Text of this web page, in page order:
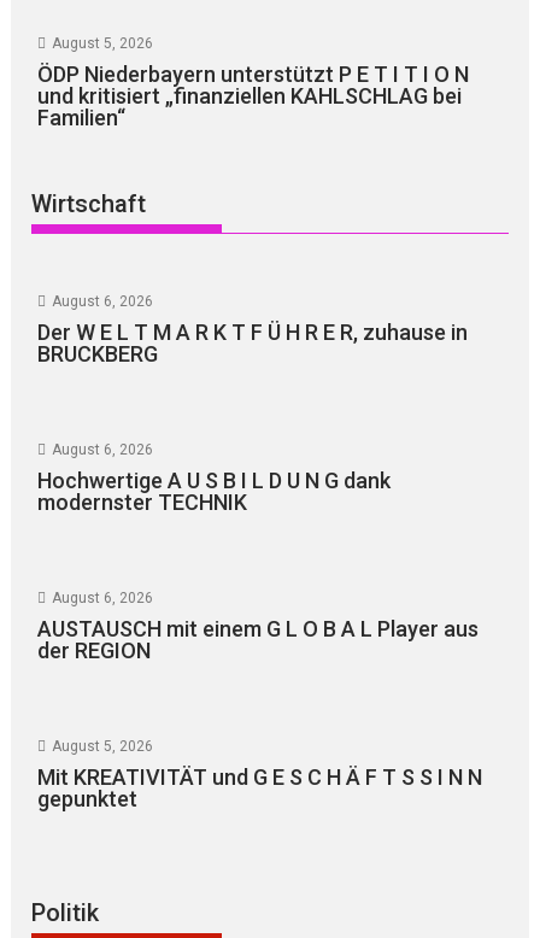
August 5, 2026
ÖDP Niederbayern unterstützt P E T I T I O N
und kritisiert „finanziellen KAHLSCHLAG bei
Familien“
Wirtschaft
August 6, 2026
Der W E L T M A R K T F Ü H R E R, zuhause in
BRUCKBERG
August 6, 2026
Hochwertige A U S B I L D U N G dank
modernster TECHNIK
August 6, 2026
AUSTAUSCH mit einem G L O B A L Player aus
der REGION
August 5, 2026
Mit KREATIVITÄT und G E S C H Ä F T S S I N N
gepunktet
Politik